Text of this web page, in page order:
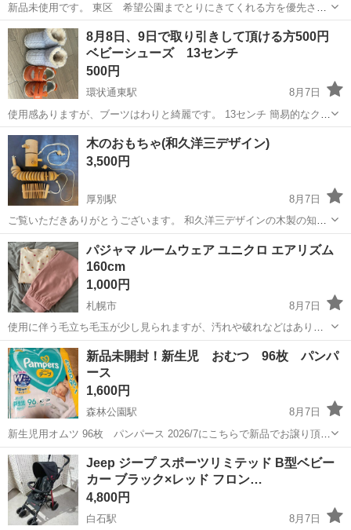
新品未使用です。 東区 希望公園までとりにきてくれる方を優先させ
ていただきます。 よろしくおねがいします。
北海道 札幌市 環状通東駅 キッズ用品
8月8日、9日で取り引きして頂ける方500円
ベビーシューズ 13センチ
500円
環状通東駅
8月7日
使用感ありますが、ブーツはわりと綺麗です。 13センチ 簡易的なクリ
ーニングはしました。
北海道 札幌市 環状通東駅 ベビー用品 シューズ
木のおもちゃ(和久洋三デザイン)
3,500円
厚別駅
8月7日
ご覧いただきありがとうございます。 和久洋三デザインの木製の知育
玩具3点セットセット+オマケ1点（ご希望であれば）です。 子供が遊
んでいたので細かな傷や汚れはありますが、良質な木を使っていて今
も現役で問題なく遊べます。 ...
北海道 札幌市 キッズ用品
パジャマ ルームウェア ユニクロ エアリズム
160cm
1,000円
札幌市
8月7日
使用に伴う毛立ち毛玉が少し見られますが、汚れや破れなどはありま
せん。
北海道 札幌市 キッズ用品
新品未開封！新生児 おむつ 96枚 パンパ
ース
1,600円
森林公園駅
8月7日
新生児用オムツ 96枚 パンパース 2026/7にこちらで新品でお譲り頂き
ましたが、 使わなかったので出品します。 新品未開封ですが自宅保管
品です。 ノークレームノーリターンでよろしくお願い致します。
北海道 札幌市 森林公園駅 ベビー用品
Jeep ジープ スポーツリミテッド B型ベビー
カー ブラック×レッド フロン…
4,800円
白石駅
8月7日